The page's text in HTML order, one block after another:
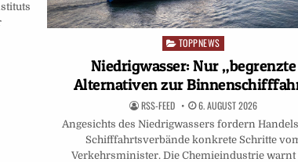
Posted
TOPPNEWS
Niedrigwasser: Nur „begrenzte
Alternativen zur
RSS-FEED 6. AUGUST 2026
Angesichts des Niedrigwassers fordern
Schifffahrtsverbände konkrete Schritte
Verkehrsminister. Die Chemieindustrie